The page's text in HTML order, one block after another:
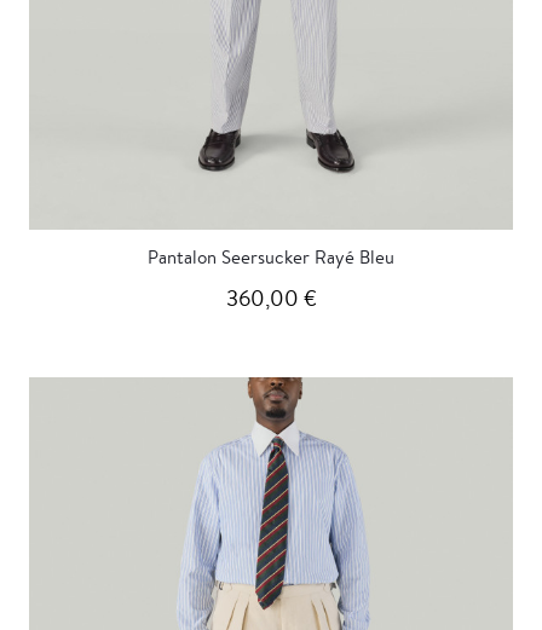
Pantalon Seersucker Rayé Bleu
360,00 €